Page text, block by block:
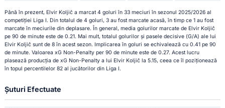
Până în prezent, Elvir Koljič a marcat 4 goluri în 33 meciuri în sezonul 2025/2026 al
competiției Liga I. Din totalul de 4 goluri, 3 au fost marcate acasă, în timp ce 1 au fost
marcate în meciurile din deplasare. În general, media golurilor marcate de Elvir Koljič
pe 90 de minute este de 0.21. Mai mult, totalul golurilor și pasele decisive (G/A) ale lui
Elvir Koljič sunt de 8 în acest sezon. Implicarea în goluri se echivalează cu 0.41 pe 90
de minute. Valoarea xG Non-Penalty per 90 de minute este de 0.27. Acest lucru
plasează producția de xG Non-Penalty a lui Elvir Koljič la 5.15, ceea ce îl poziționează
în topul percentilelor 82 al jucătorilor din Liga I.
Șuturi Efectuate